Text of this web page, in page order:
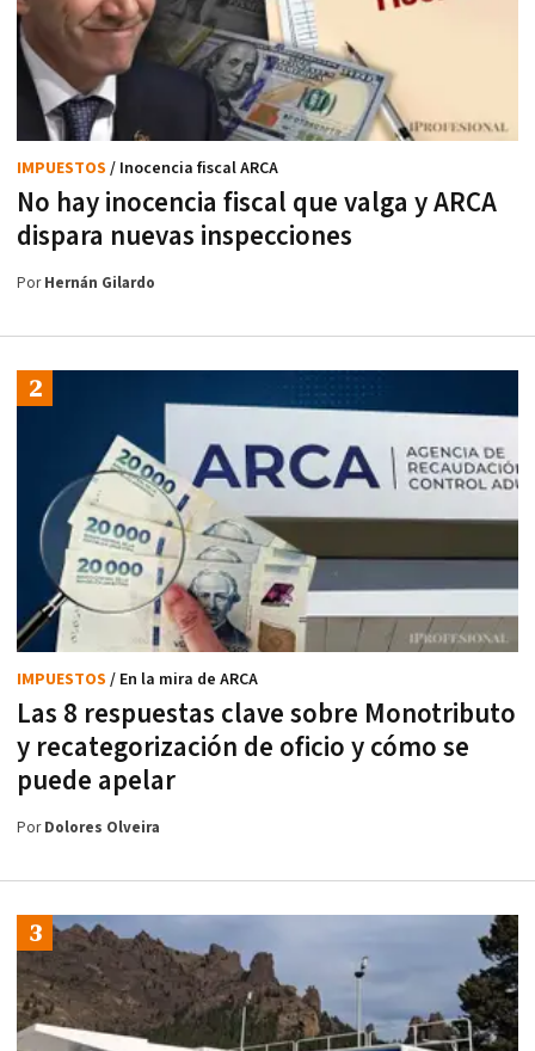
No hay inocencia fiscal que valga y ARCA
dispara nuevas inspecciones
IMPUESTOS / Inocencia fiscal ARCA
PorHernán Gilardo
Las 8 respuestas clave sobre Monotributo
y recategorización de oficio y cómo se
puede apelar
IMPUESTOS / En la mira de ARCA
PorDolores Olveira